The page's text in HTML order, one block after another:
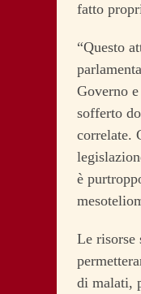
fatto
“Questo
Governo
sofferto
correlate.
è
Le risorse
di malati,